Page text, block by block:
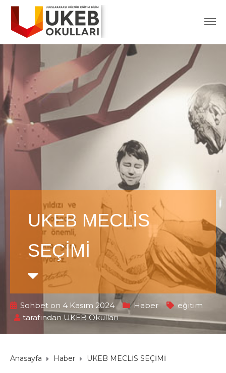
UKEB MECLİS
SEÇİMİ
Sohbet on 4 Kasım 2024 Haber
eğitim
tarafından UKEB Okulları
Anasayfa Haber UKEB MECLİS SEÇİMİ